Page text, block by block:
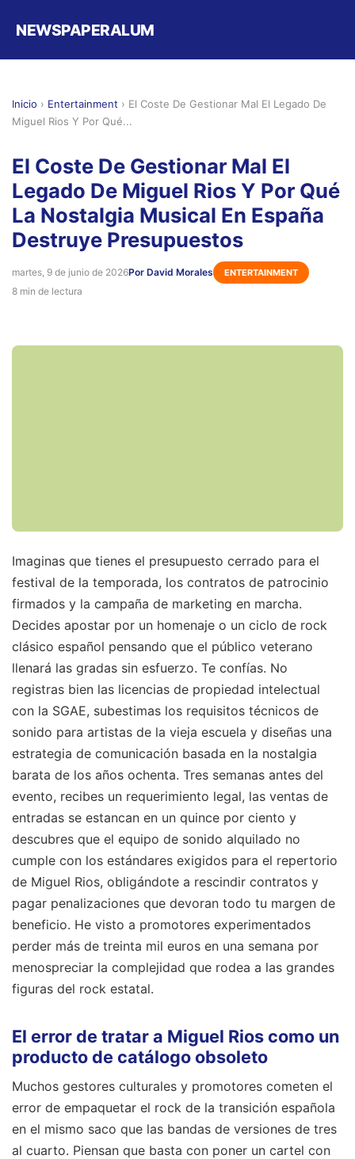
NEWSPAPERALUM
Inicio › Entertainment › El Coste De Gestionar Mal El Legado De
Miguel Rios Y Por Qué...
El Coste De Gestionar Mal El
Legado De Miguel Rios Y Por Qué
La Nostalgia Musical En España
Destruye Presupuestos
martes, 9 de junio de 2026Por David Morales ENTERTAINMENT
8 min de lectura
Imaginas que tienes el presupuesto cerrado para el
festival de la temporada, los contratos de patrocinio
firmados y la campaña de marketing en marcha.
Decides apostar por un homenaje o un ciclo de rock
clásico español pensando que el público veterano
llenará las gradas sin esfuerzo. Te confías. No
registras bien las licencias de propiedad intelectual
con la SGAE, subestimas los requisitos técnicos de
sonido para artistas de la vieja escuela y diseñas una
estrategia de comunicación basada en la nostalgia
barata de los años ochenta. Tres semanas antes del
evento, recibes un requerimiento legal, las ventas de
entradas se estancan en un quince por ciento y
descubres que el equipo de sonido alquilado no
cumple con los estándares exigidos para el repertorio
de Miguel Rios, obligándote a rescindir contratos y
pagar penalizaciones que devoran todo tu margen de
beneficio. He visto a promotores experimentados
perder más de treinta mil euros en una semana por
menospreciar la complejidad que rodea a las grandes
figuras del rock estatal.
El error de tratar a Miguel Rios como un
producto de catálogo obsoleto
Muchos gestores culturales y promotores cometen el
error de empaquetar el rock de la transición española
en el mismo saco que las bandas de versiones de tres
al cuarto. Piensan que basta con poner un cartel con